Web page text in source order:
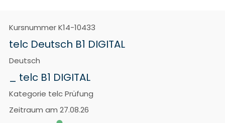
KursnummerK14-10433
telc Deutsch B1 DIGITAL
Deutsch
_ telc B1 DIGITAL
Kategorie telc Prüfung
Zeitraum am 27.08.26